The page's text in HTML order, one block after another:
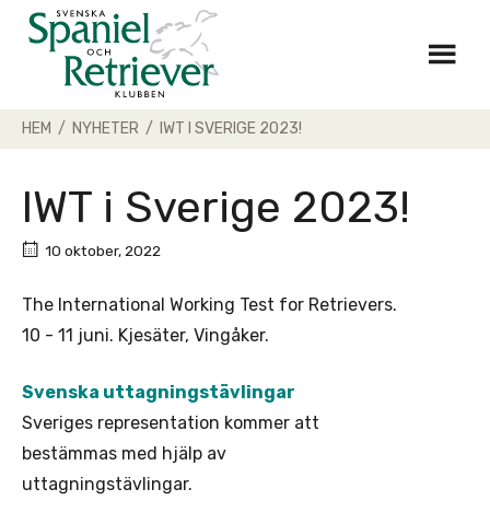
Skip
HEM / NYHETER / IWT I SVERIGE 2023!
IWT i Sverige 2023!
10 oktober, 2022
The International Working Test for Retrievers.
10 - 11 juni. Kjesäter, Vingåker.
Svenska uttagningstävlingar
Sveriges representation kommer att
bestämmas med hjälp av
uttagningstävlingar.